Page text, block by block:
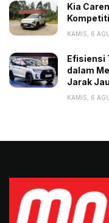
Kia
KAMIS, 6
Efisiensi
dalam
Jarak
KAMIS, 6